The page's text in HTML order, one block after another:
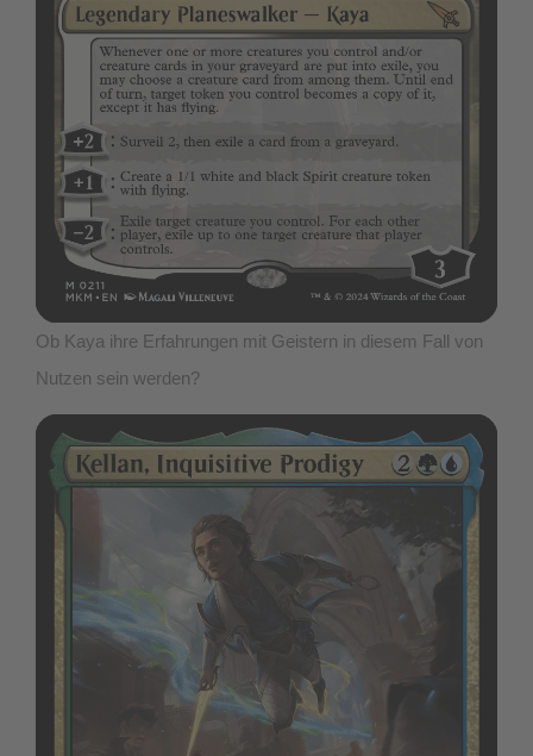
Ob Kaya ihre Erfahrungen mit Geistern in diesem Fall von
Nutzen sein werden?